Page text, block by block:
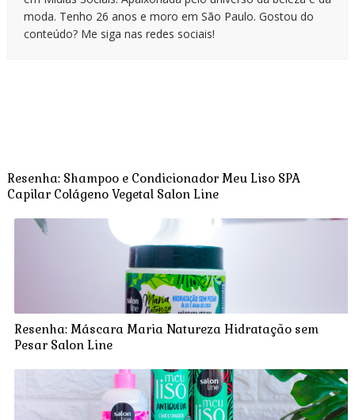
moda. Tenho 26 anos e moro em São Paulo. Gostou do
conteúdo? Me siga nas redes sociais!
Resenha: Shampoo e Condicionador Meu Liso SPA
Capilar Colágeno Vegetal Salon Line
Resenha: Máscara Maria Natureza Hidratação sem
Pesar Salon Line